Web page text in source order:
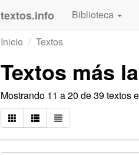
textos.info Biblioteca
Inicio
Textos
Textos más
Mostrando 11 a 20 de 39 textos